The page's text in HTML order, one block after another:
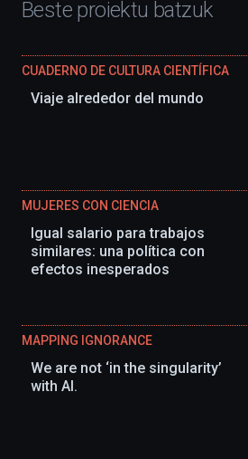
Beste proiektu batzuk
CUADERNO DE CULTURA CIENTÍFICA
Viaje alrededor del mundo
MUJERES CON CIENCIA
Igual salario para trabajos
similares: una política con
efectos inesperados
MAPPING IGNORANCE
We are not ‘in the singularity’
with AI.